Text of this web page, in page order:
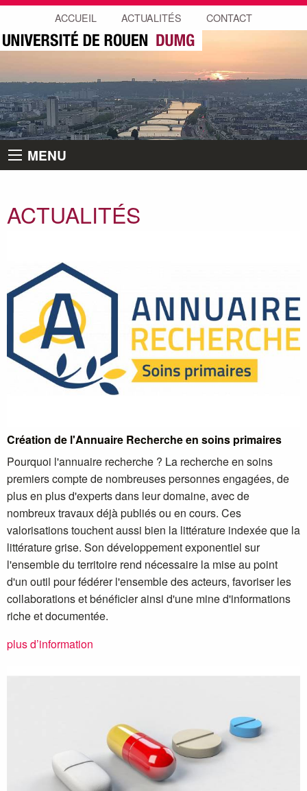
ACCUEIL ACTUALITÉS CONTACT
MENU
ACTUALITÉS
Création de l'Annuaire Recherche en soins primaires
Pourquoi l'annuaire recherche ? La recherche en soins
premiers compte de nombreuses personnes engagées, de
plus en plus d'experts dans leur domaine, avec de
nombreux travaux déjà publiés ou en cours. Ces
valorisations touchent aussi bien la littérature indexée que la
littérature grise. Son développement exponentiel sur
l'ensemble du territoire rend nécessaire la mise au point
d'un outil pour fédérer l'ensemble des acteurs, favoriser les
collaborations et bénéficier ainsi d'une mine d'informations
riche et documentée.
plus d’information